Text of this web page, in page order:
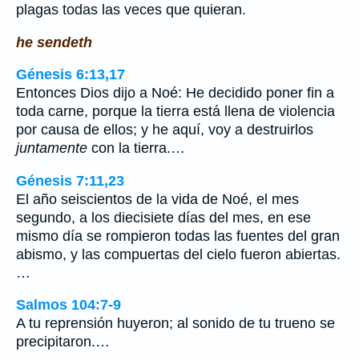
plagas todas las veces que quieran.
he sendeth
Génesis 6:13,17
Entonces Dios dijo a Noé: He decidido poner fin a
toda carne, porque la tierra está llena de violencia
por causa de ellos; y he aquí, voy a destruirlos
juntamente con la tierra.…
Génesis 7:11,23
El año seiscientos de la vida de Noé, el mes
segundo, a los diecisiete días del mes, en ese
mismo día se rompieron todas las fuentes del gran
abismo, y las compuertas del cielo fueron abiertas.
…
Salmos 104:7-9
A tu reprensión huyeron; al sonido de tu trueno se
precipitaron.…